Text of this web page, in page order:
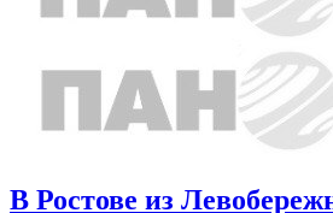
В Ростове из